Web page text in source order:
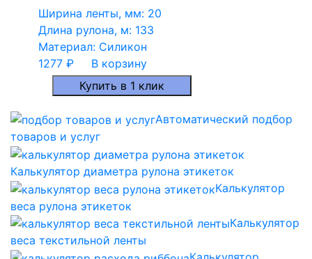
Ширина ленты, мм: 20
Длина рулона, м: 133
Материал: Силикон
1277 ₽
В корзину
Купить в 1 клик
Автоматический подбор
товаров и услуг
Калькулятор диаметра рулона этикеток
Калькулятор
веса рулона этикеток
Калькулятор
веса текстильной ленты